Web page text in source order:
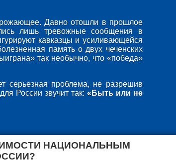
Давно отошли в прошлое
лишь тревожные сообщения в
кавказцы и усиливающейся
память о двух чеченских
так необычно, что «победа»
серьезная проблема, не разрешив
России звучит так: «Быть или не
НАЦИОНАЛЬНЫМ